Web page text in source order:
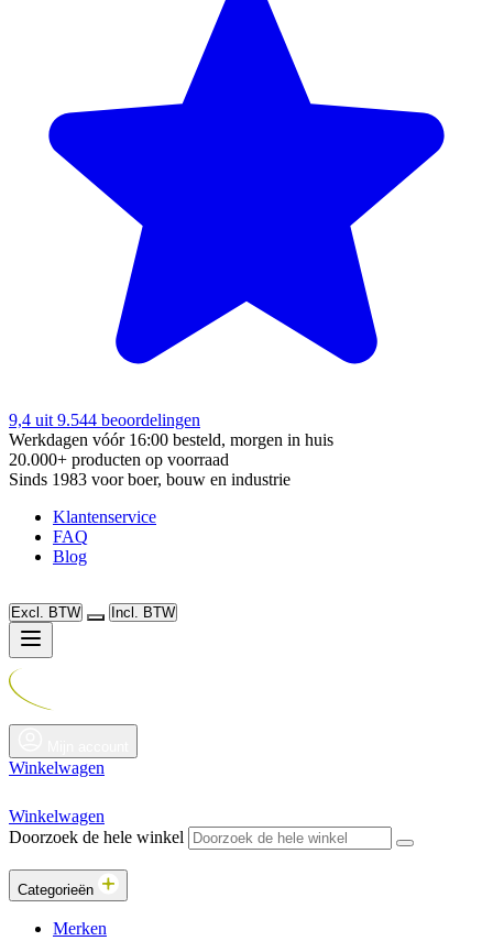
9,4 uit 9.544 beoordelingen
Werkdagen vóór 16:00 besteld, morgen in huis
20.000+ producten op voorraad
Sinds 1983 voor boer, bouw en industrie
Klantenservice
FAQ
Blog
Excl. BTW Incl. BTW
Winkelwagen
Winkelwagen
Doorzoek de hele winkel
Categorieën
Merken